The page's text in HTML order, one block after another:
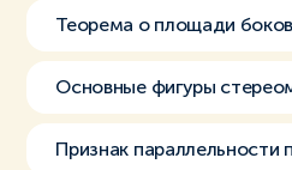
Теорема о площади
Основные фигуры
Признак параллельности